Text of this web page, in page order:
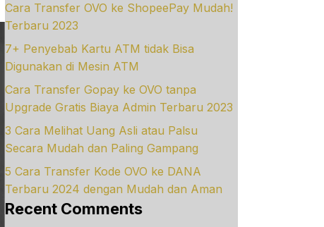
Cara Transfer OVO ke ShopeePay Mudah!
Terbaru 2023
7+ Penyebab Kartu ATM tidak Bisa
Digunakan di Mesin ATM
Cara Transfer Gopay ke OVO tanpa
Upgrade Gratis Biaya Admin Terbaru 2023
3 Cara Melihat Uang Asli atau Palsu
Secara Mudah dan Paling Gampang
5 Cara Transfer Kode OVO ke DANA
Terbaru 2024 dengan Mudah dan Aman
Recent Comments